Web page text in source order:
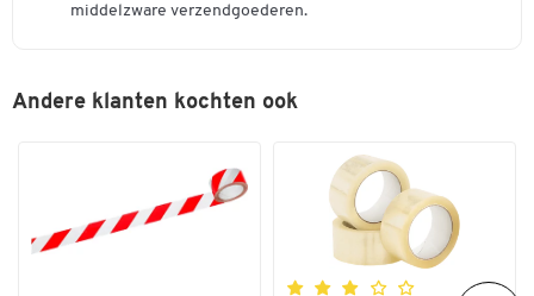
middelzware verzendgoederen.
Andere klanten kochten ook